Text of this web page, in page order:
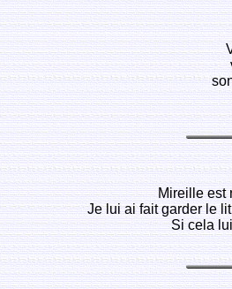
Mireille est
Je lui ai fait garder le
Si cela